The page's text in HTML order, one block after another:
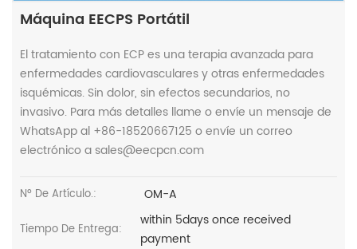
Máquina EECPS Portátil
El tratamiento con ECP es una terapia avanzada para
enfermedades cardiovasculares y otras enfermedades
isquémicas. Sin dolor, sin efectos secundarios, no
invasivo. Para más detalles llame o envíe un mensaje de
WhatsApp al +86-18520667125 o envíe un correo
electrónico a sales@eecpcn.com
Nº De Artículo.: OM-A
Tiempo De Entrega:
within 5days once received
payment